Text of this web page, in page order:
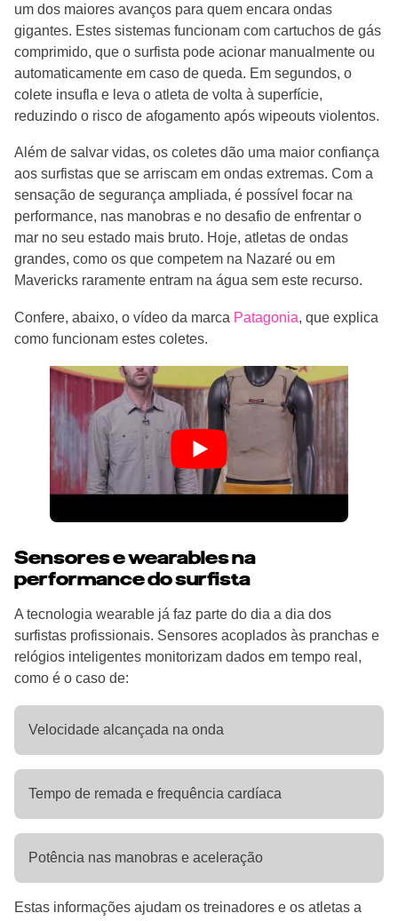
um dos maiores avanços para quem encara ondas
gigantes. Estes sistemas funcionam com cartuchos de gás
comprimido, que o surfista pode acionar manualmente ou
automaticamente em caso de queda. Em segundos, o
colete insufla e leva o atleta de volta à superfície,
reduzindo o risco de afogamento após wipeouts violentos.
Além de salvar vidas, os coletes dão uma maior confiança
aos surfistas que se arriscam em ondas extremas. Com a
sensação de segurança ampliada, é possível focar na
performance, nas manobras e no desafio de enfrentar o
mar no seu estado mais bruto. Hoje, atletas de ondas
grandes, como os que competem na Nazaré ou em
Mavericks raramente entram na água sem este recurso.
Confere, abaixo, o vídeo da marca Patagonia, que explica
como funcionam estes coletes.
Sensores e wearables na
performance do surfista
A tecnologia wearable já faz parte do dia a dia dos
surfistas profissionais. Sensores acoplados às pranchas e
relógios inteligentes monitorizam dados em tempo real,
como é o caso de:
Velocidade alcançada na onda
Tempo de remada e frequência cardíaca
Potência nas manobras e aceleração
Estas informações ajudam os treinadores e os atletas a